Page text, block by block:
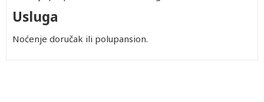
Usluga
Noćenje doručak ili polupansion.